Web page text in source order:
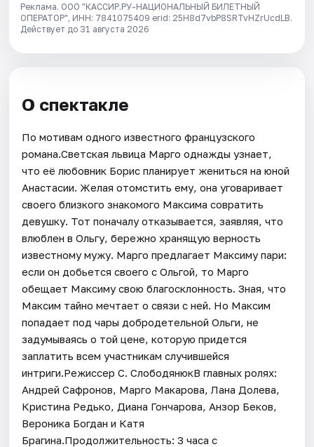
Реклама. ООО "КАССИР.РУ-НАЦИОНАЛЬНЫЙ БИЛЕТНЫЙ
ОПЕРАТОР", ИНН: 7841075409 erid: 25H8d7vbP8SRTvHZrUcdLB.
Действует до 31 августа 2026
О спектакле
По мотивам одного известного французского
романа.Светская львица Марго однажды узнает,
что её любовник Борис планирует жениться на юной
Анастасии. Желая отомстить ему, она уговаривает
своего близкого знакомого Максима совратить
девушку. Тот поначалу отказывается, заявляя, что
влюблен в Ольгу, бережно хранящую верность
известному мужу. Марго предлагает Максиму пари:
если он добьется своего с Ольгой, то Марго
обещает Максиму свою благосклонность. Зная, что
Максим тайно мечтает о связи с ней. Но Максим
попадает под чары добродетельной Ольги, не
задумываясь о той цене, которую придется
заплатить всем участникам случившейся
интриги.Режиссер С. СлободянюкВ главных ролях:
Андрей Сафронов, Марго Макарова, Лана Долева,
Кристина Редько, Диана Гончарова, Анзор Беков,
Вероника Богдан и Катя
Брагина.Продолжительность: 3 часа с